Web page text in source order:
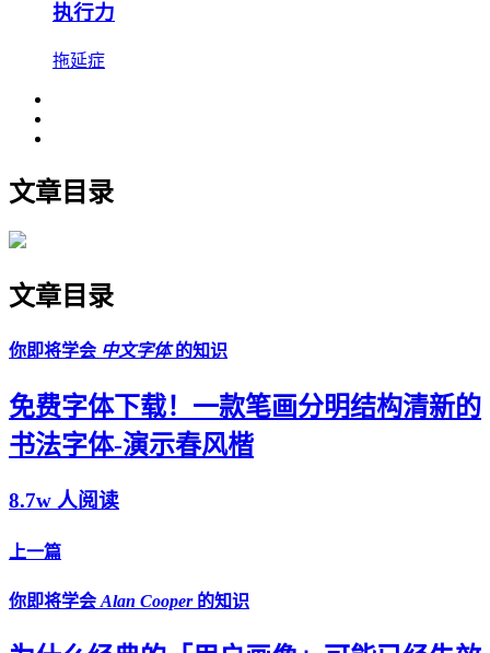
执行力
拖延症
文章目录
文章目录
你即将学会 中文字体的知识
免费字体下载！一款笔画分明结构清新的
书法字体-演示春风楷
8.7w 人阅读
上一篇
你即将学会 Alan Cooper的知识